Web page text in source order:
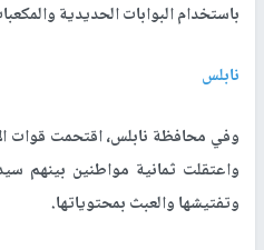
باستخدام البوابات الحديدية
نابلس
وفي محافظة نابلس، اقتحمت قوات
واعتقلت ثمانية مواطنين بينهم
وتفتيشها والعبث بمحتوياتها.